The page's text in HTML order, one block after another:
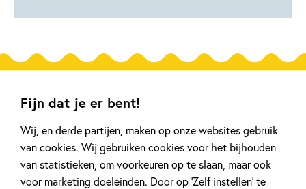
Fijn dat je er bent!
Wij, en derde partijen, maken op onze websites gebruik
van cookies. Wij gebruiken cookies voor het bijhouden
van statistieken, om voorkeuren op te slaan, maar ook
voor marketing doeleinden. Door op ‘Zelf instellen’ te
Achtergrond Kinderpanel